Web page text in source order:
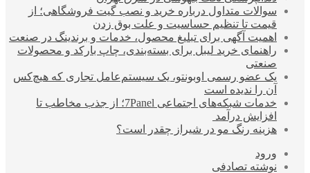
سوالات متداول درباره خرید و نصب گیت فروشگاهی؛ از
قیمت تا تنظیم حساسیت و علت بوق زدن
اهمیت آگهی برای تبلیغ محصول، خدمات و برندینگ در صنعت
راهنمای خرید لیبل برای بسته‌بندی، چاپ بارکد و محصولات
صنعتی
یک عضو رسمی اوبونتو، یک سیستم‌عامل تجاری که هیچ‌کس
آن را ندیده است
خدمات شبکه‌های اجتماعی 7Panel؛ از جذب مخاطب تا
افزایش درآمد
هزینه رنگ مو در شیراز چقدر است؟
ورود
نوشته تصادفی